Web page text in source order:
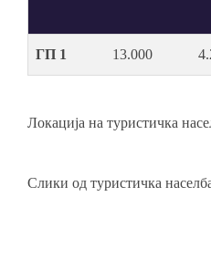
ГП 1 13.000
Локација на туристичка
Слики од туристичка